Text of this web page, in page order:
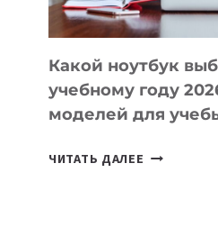
СЛОЖНОГО
КОДА
Какой ноутбук
учебному году
моделей для
ЧИТАТЬ ДАЛЕЕ КАКОЙ